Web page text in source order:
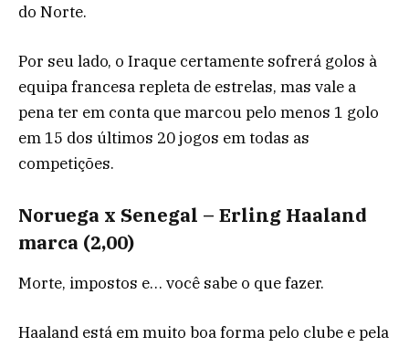
do Norte.
Por seu lado, o Iraque certamente sofrerá golos à
equipa francesa repleta de estrelas, mas vale a
pena ter em conta que marcou pelo menos 1 golo
em 15 dos últimos 20 jogos em todas as
competições.
Noruega x Senegal – Erling Haaland
marca (2,00)
Morte, impostos e… você sabe o que fazer.
Haaland está em muito boa forma pelo clube e pela